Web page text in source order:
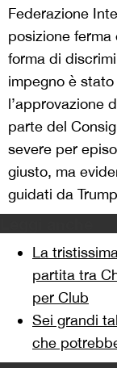
Federazione
posizione
forma di
impegno è
l’approvazione
parte del
severe per
giusto, ma
guidati da
La
partita tra
per Club
Sei grandi
che